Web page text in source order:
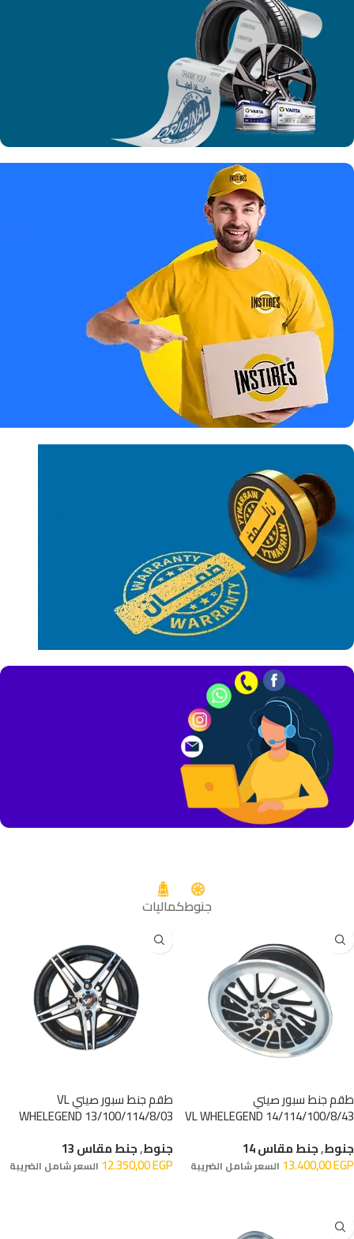
لكل مكان في
مصر
المنتجات
بالضمان
جنوطكماليات
طقم جنط سبور صيني
14/114/100/8/43 VL WHELEGEND
جنوط,جنط مقاس 14
13.400,00EGP السعر شامل الضريبة
طقم جنط سبور صيني VL
WHELEGEND 13/100/114/8/03
جنوط,جنط مقاس 13
12.350,00EGP السعر شامل الضريبة